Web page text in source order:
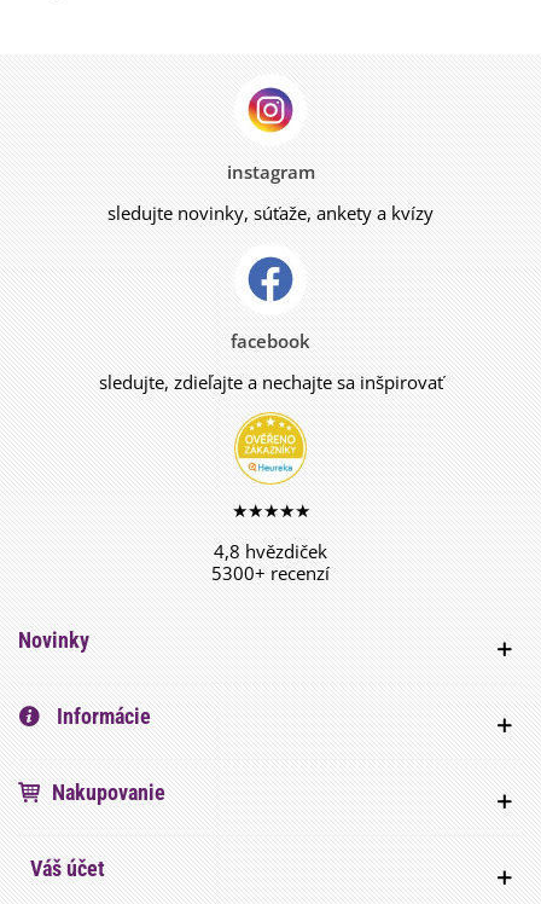
instagram
sledujte novinky, súťaže, ankety a kvízy
facebook
sledujte, zdieľajte a nechajte sa inšpirovať
★★★★★
4,8 hvězdiček
5300+ recenzí
Novinky
Informácie
Nakupovanie
Váš účet